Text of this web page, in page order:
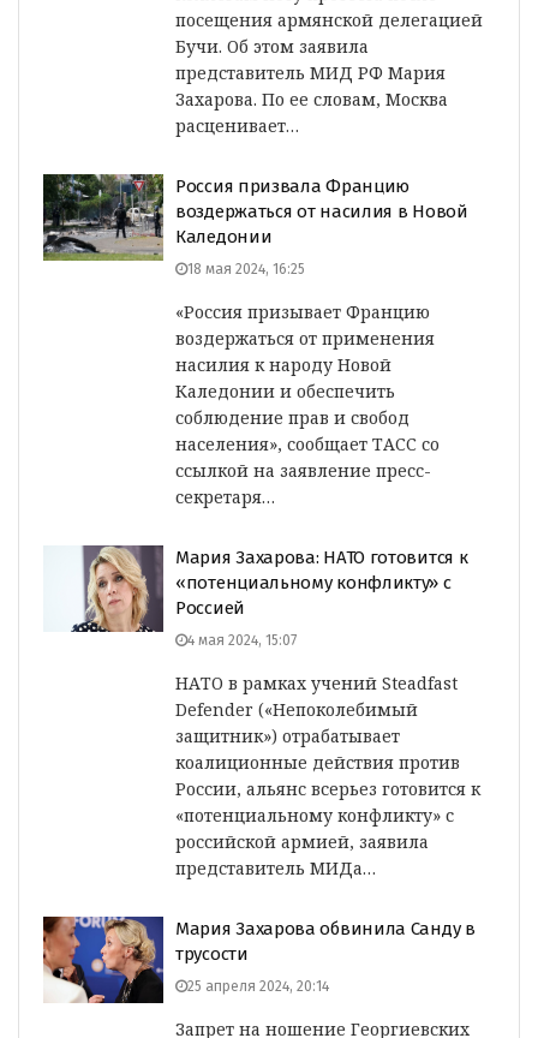
посещения армянской делегацией
Бучи. Об этом заявила
представитель МИД РФ Мария
Захарова. По ее словам, Москва
расценивает…
Россия призвала Францию
воздержаться от насилия в Новой
Каледонии
18 мая 2024, 16:25
«Россия призывает Францию
воздержаться от применения
насилия к народу Новой
Каледонии и обеспечить
соблюдение прав и свобод
населения», сообщает ТАСС со
ссылкой на заявление пресс-
секретаря…
Мария Захарова: НАТО готовится к
«потенциальному конфликту» с
Россией
4 мая 2024, 15:07
НАТО в рамках учений Steadfast
Defender («Непоколебимый
защитник») отрабатывает
коалиционные действия против
России, альянс всерьез готовится к
«потенциальному конфликту» с
российской армией, заявила
представитель МИДа…
Мария Захарова обвинила Санду в
трусости
25 апреля 2024, 20:14
Запрет на ношение Георгиевских